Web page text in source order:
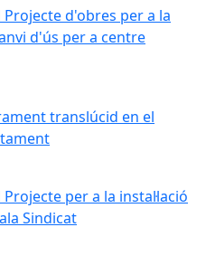
d'obres per a la
d'ús per a centre
translúcid en el
per a la instal·lació
Sindicat